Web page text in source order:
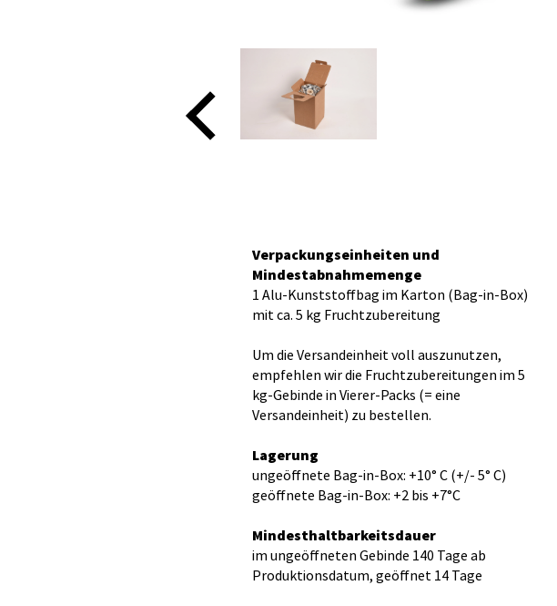
Verpackungseinheiten und
Mindestabnahmemenge
1 Alu-Kunststoffbag im Karton (Bag-in-Box)
mit ca. 5 kg Fruchtzubereitung
Um die Versandeinheit voll auszunutzen,
empfehlen wir die Fruchtzubereitungen im 5
kg-Gebinde in Vierer-Packs (= eine
Versandeinheit) zu bestellen.
Lagerung
ungeöffnete Bag-in-Box: +10° C (+/- 5° C)
geöffnete Bag-in-Box: +2 bis +7°C
Mindesthaltbarkeitsdauer
im ungeöffneten Gebinde 140 Tage ab
Produktionsdatum, geöffnet 14 Tage